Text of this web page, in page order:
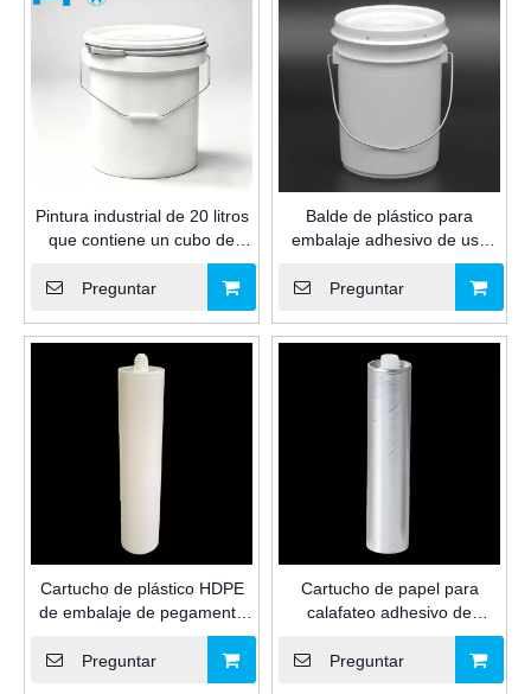
Pintura industrial de 20 litros
que contiene un cubo de
plástico para selladores y
envases adhesivos para
almacenamiento de
productos químicos
Preguntar
Balde de plástico para
embalaje adhesivo de uso
industrial de 2L con tapa y
asa para sellador de silicona
para construcción
Preguntar
Cartucho de plástico HDPE
de embalaje de pegamento
de vidrio impermeable
resistente a productos
químicos de 290 ml para
Preguntar
Cartucho de papel para
calafateo adhesivo de
pegamento de vidrio
resistente a productos
químicos multiusos de 300
Preguntar